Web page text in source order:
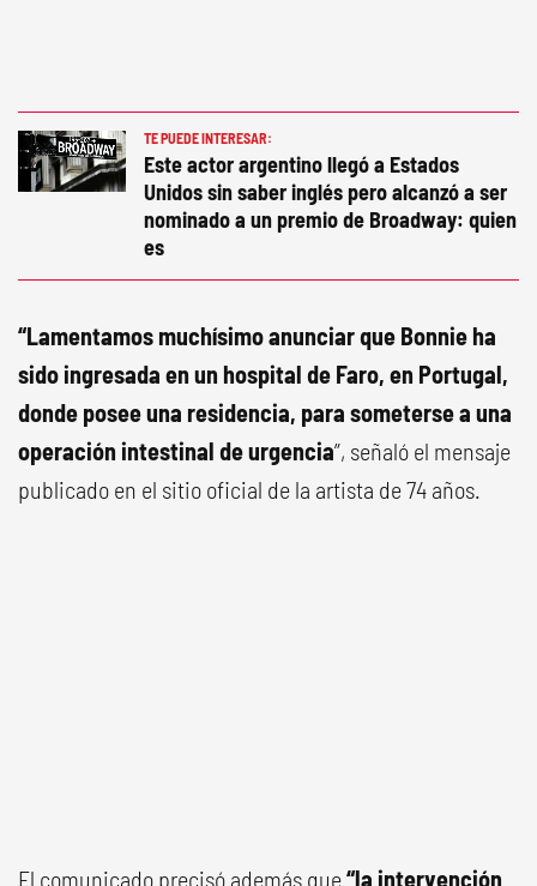
TE PUEDE INTERESAR:
Este actor argentino llegó a Estados
Unidos sin saber inglés pero alcanzó a ser
nominado a un premio de Broadway: quien
es
“Lamentamos muchísimo anunciar que Bonnie ha
sido ingresada en un hospital de Faro, en Portugal,
donde posee una residencia, para someterse a una
operación intestinal de urgencia”, señaló el mensaje
publicado en el sitio oficial de la artista de 74 años.
El comunicado precisó además que“la intervención